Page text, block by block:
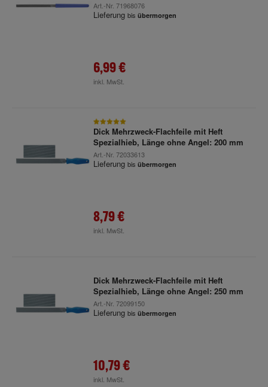
Art.-Nr. 71968076
Lieferung bis übermorgen
6,99 €
inkl. MwSt.
Dick Mehrzweck-Flachfeile mit Heft
Spezialhieb, Länge ohne Angel: 200 mm
Art.-Nr. 72033613
Lieferung bis übermorgen
8,79 €
inkl. MwSt.
Dick Mehrzweck-Flachfeile mit Heft
Spezialhieb, Länge ohne Angel: 250 mm
Art.-Nr. 72099150
Lieferung bis übermorgen
10,79 €
inkl. MwSt.